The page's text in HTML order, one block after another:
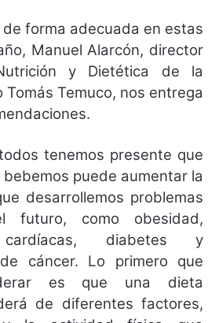
forma adecuada en estas
Manuel Alarcón, director
y Dietética de la
Temuco, nos entrega
tenemos presente que
puede aumentar la
desarrollemos problemas
como obesidad,
cardíacas, diabetes y
cáncer. Lo primero que
es que una dieta
de diferentes factores,